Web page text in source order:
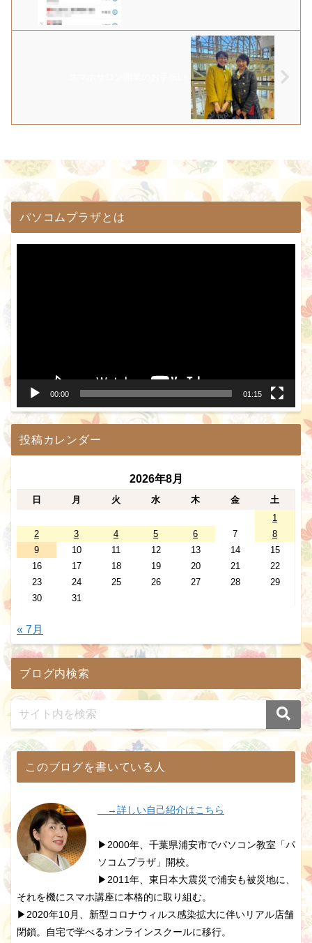
パソコムプラザとは
00:00 01:15
投稿カレンダー
2026年8月
日 月 火 水 木 金
土
1
2
3 4 5 6 7
8
9
10 11 12 13 14
15
16
17 18 19 20 21
22
23
24 25 26 27 28
29
30
31
« 7月
ブログ内検索
このブログを書いている人
→詳しい自己紹介はこちら
▶2000年、千葉県浦安市でパソコン教室「パ
ソコムプラザ」開校。
▶2011年、東日本大震災で浦安も被災地に、
それを機にスマホ講座に本格的に取り組む。
▶2020年10月、新型コロナウィルス感染拡大に伴いリアル店舗
閉鎖。自宅で学べるオンラインスクールに移行。